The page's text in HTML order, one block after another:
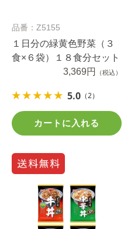
品番：Z5155
１日分の緑黄色野菜（３
食×６袋）１８食分セット
3,369円
（税込）
5.0 （2）
カートに入れる